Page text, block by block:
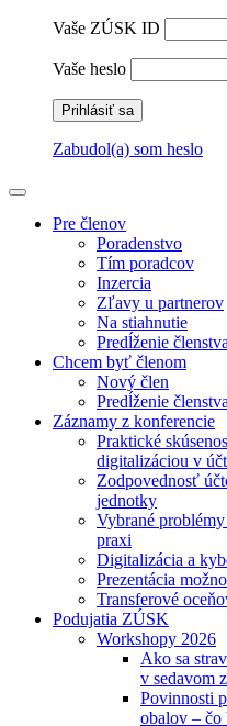
Vaše ZÚSK ID
Vaše heslo
Zabudol(a) som heslo
Pre členov
Poradenstvo
Tím poradcov
Inzercia
Zľavy u partnerov
Na stiahnutie
Predĺženie členstva
Chcem byť členom
Nový člen
Predĺženie členstva
Záznamy z konferencie
Praktické
digitalizáciou v
Zodpovednosť
jednotky
Vybrané
praxi
Digitalizácia a
Prezentácia
Transferové
Podujatia ZÚSK
Workshopy 2026
Ako sa
v sedavom
Povinnosti
obalov –